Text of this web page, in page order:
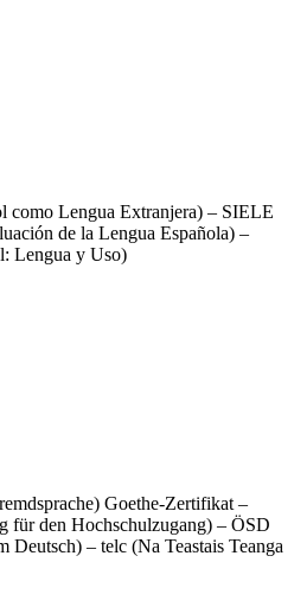
como Lengua Extranjera) – SIELE
de la Lengua Española) –
Lengua y Uso)
Goethe-Zertifikat –
für den Hochschulzugang) – ÖSD
Deutsch) – telc (Na Teastais Teanga